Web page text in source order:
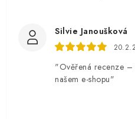
Silvie Janoušková
"Ověřená recenze –
našem e-shopu"